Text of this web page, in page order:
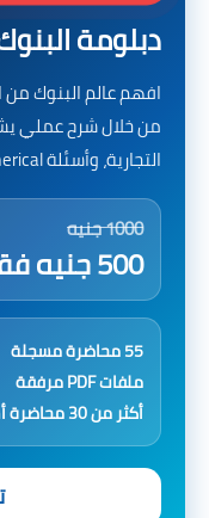
دبلومة
افهم عالم البنوك من
من خلال شرح عملي
التجارية، وأسئلة Numerical و Verbal.
1000 جنيه
500 جنيه فقط
55 محاضرة مسجلة
ملفات PDF مرفقة
أكثر من 30 محاضرة أسئلة بنوك